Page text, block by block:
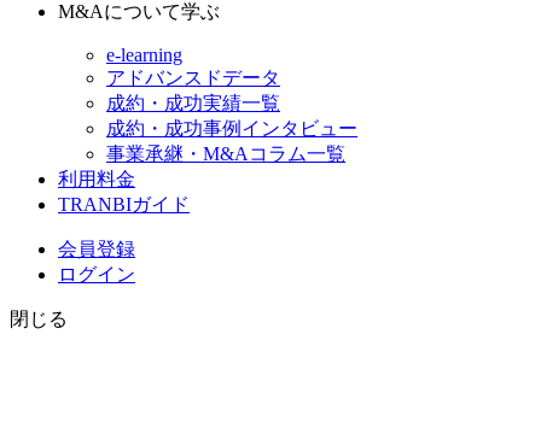
M&Aについて学ぶ
e-learning
アドバンスドデータ
成約・成功実績一覧
成約・成功事例インタビュー
事業承継・M&Aコラム一覧
利用料金
TRANBIガイド
会員登録
ログイン
閉じる